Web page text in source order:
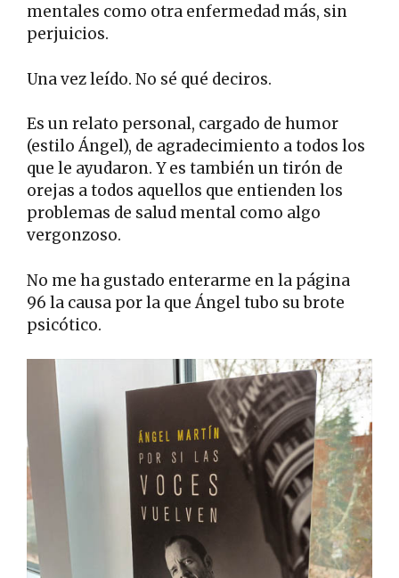
mentales como otra enfermedad más, sin
perjuicios.
Una vez leído. No sé qué deciros.
Es un relato personal, cargado de humor
(estilo Ángel), de agradecimiento a todos los
que le ayudaron. Y es también un tirón de
orejas a todos aquellos que entienden los
problemas de salud mental como algo
vergonzoso.
No me ha gustado enterarme en la página
96 la causa por la que Ángel tubo su brote
psicótico.